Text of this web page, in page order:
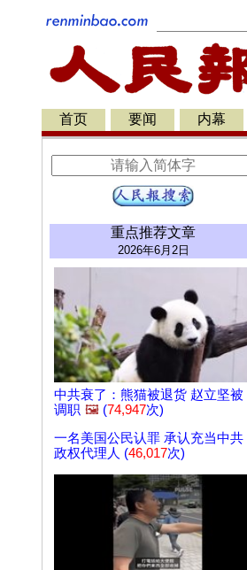
首页 要闻 内幕
重点推荐文章
2026年6月2日
中共衰了：熊猫被退货 赵立坚被
调职 🖼️ (74,947次)
一名美国公民认罪 承认充当中共
政权代理人 (46,017次)